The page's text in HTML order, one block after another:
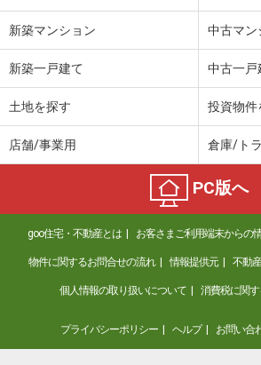
新築マンション 中古マン
新築一戸建て 中古一戸
土地を探す 投資物件
店舗/事業用 倉庫/ト
PC版へ
goo住宅・不動産とは お客さまご利用端末からの
物件に関するお問合せの流れ 情報提供元 不動
個人情報の取り扱いについて 消費税に関
プライバシーポリシー ヘルプ お問い合